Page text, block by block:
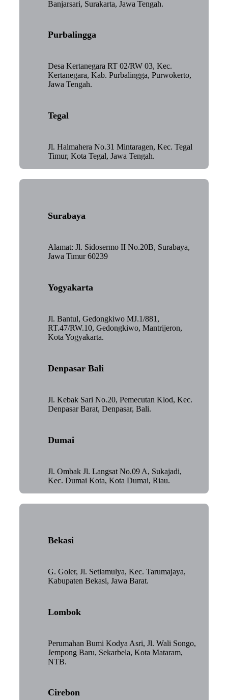
Banjarsari, Surakarta, Jawa Tengah.
Purbalingga
Desa Kertanegara RT 02/RW 03, Kec.
Kertanegara, Kab. Purbalingga, Purwokerto,
Jawa Tengah.
Tegal
Jl. Halmahera No.31 Mintaragen, Kec. Tegal
Timur, Kota Tegal, Jawa Tengah.
Surabaya
Alamat: Jl. Sidosermo II No.20B, Surabaya,
Jawa Timur 60239
Yogyakarta
Jl. Bantul, Gedongkiwo MJ.1/881,
RT.47/RW.10, Gedongkiwo, Mantrijeron,
Kota Yogyakarta.
Denpasar Bali
Jl. Kebak Sari No.20, Pemecutan Klod, Kec.
Denpasar Barat, Denpasar, Bali.
Dumai
Jl. Ombak Jl. Langsat No.09 A, Sukajadi,
Kec. Dumai Kota, Kota Dumai, Riau.
Bekasi
G. Goler, Jl. Setiamulya, Kec. Tarumajaya,
Kabupaten Bekasi, Jawa Barat.
Lombok
Perumahan Bumi Kodya Asri, Jl. Wali Songo,
Jempong Baru, Sekarbela, Kota Mataram,
NTB.
Cirebon